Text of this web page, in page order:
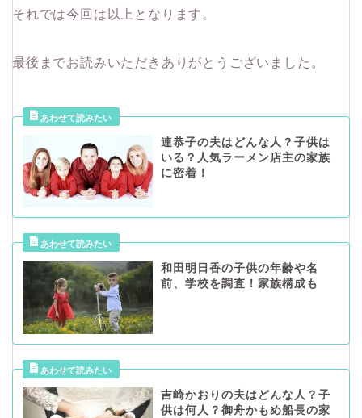
それでは今回は以上となります。
最後までお読みいただきありがとうございました。
連恭子の夫はどんな人？子供は
いる？人気ラーメン店主の家族
に密着！
和田明日香の子供の年齢や名
前、学校を調査！家族構成も
吉崎かおりの夫はどんな人？子
供は何人？御舟かもめ船長の家